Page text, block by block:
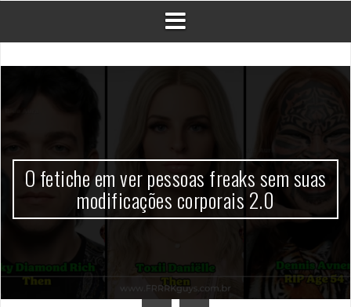
O fetiche em ver pessoas freaks sem suas
modificações corporais 2.0